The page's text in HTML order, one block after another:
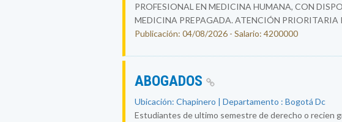
PROFESIONAL EN MEDICINA HUMANA, CON
MEDICINA PREPAGADA. ATENCIÓN
Publicación: 04/08/2026 - Salario: 4200000
ABOGADOS
Ubicación: Chapinero | Departamento : Bogotá Dc
Estudiantes de ultimo semestre de derecho o recien